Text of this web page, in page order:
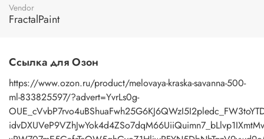
Vendor
FractalPaint
Ссылка для Озон
https://www.ozon.ru/product/melovaya-kraska-savanna-500-
ml-833825597/?advert=YvrLs0g-